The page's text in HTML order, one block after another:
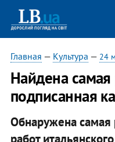
Главная — Культура — 24
Найдена
подписанная
Обнаружена самая
работ